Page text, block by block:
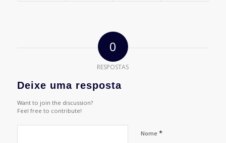
0
RESPOSTAS
Deixe uma resposta
Want to join the discussion?
Feel free to contribute!
Nome *